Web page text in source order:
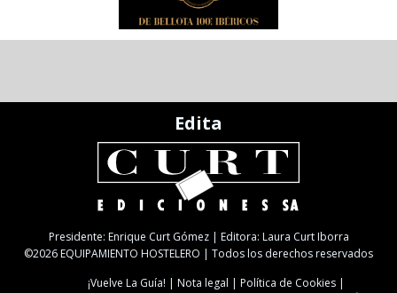
Edita
Presidente: Enrique Curt Gómez | Editora: Laura Curt Iborra
©2026 EQUIPAMIENTO HOSTELERO | Todos los derechos reservados
¡Vuelve La Guía!
Nota legal
Política de Cookies